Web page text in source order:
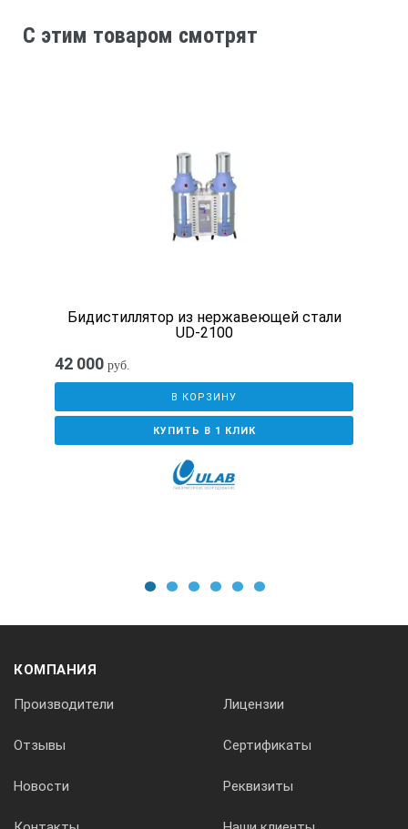
C этим товаром смотрят
Бидистиллятор из нержавеющей стали
UD-2100
42 000 руб.
В КОРЗИНУ
КУПИТЬ В 1 КЛИК
КОМПАНИЯ
Производители Лицензии
Отзывы Сертификаты
Новости Реквизиты